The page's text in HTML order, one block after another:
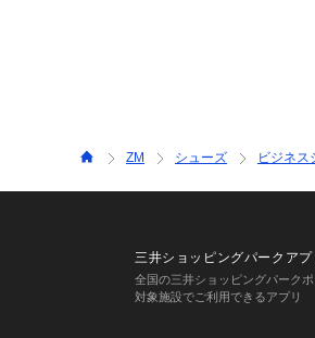
ZM シューズ ビジネス
三井ショッピングパークアプ
全国の三井ショッピングパークポ
対象施設でご利用できるアプリ